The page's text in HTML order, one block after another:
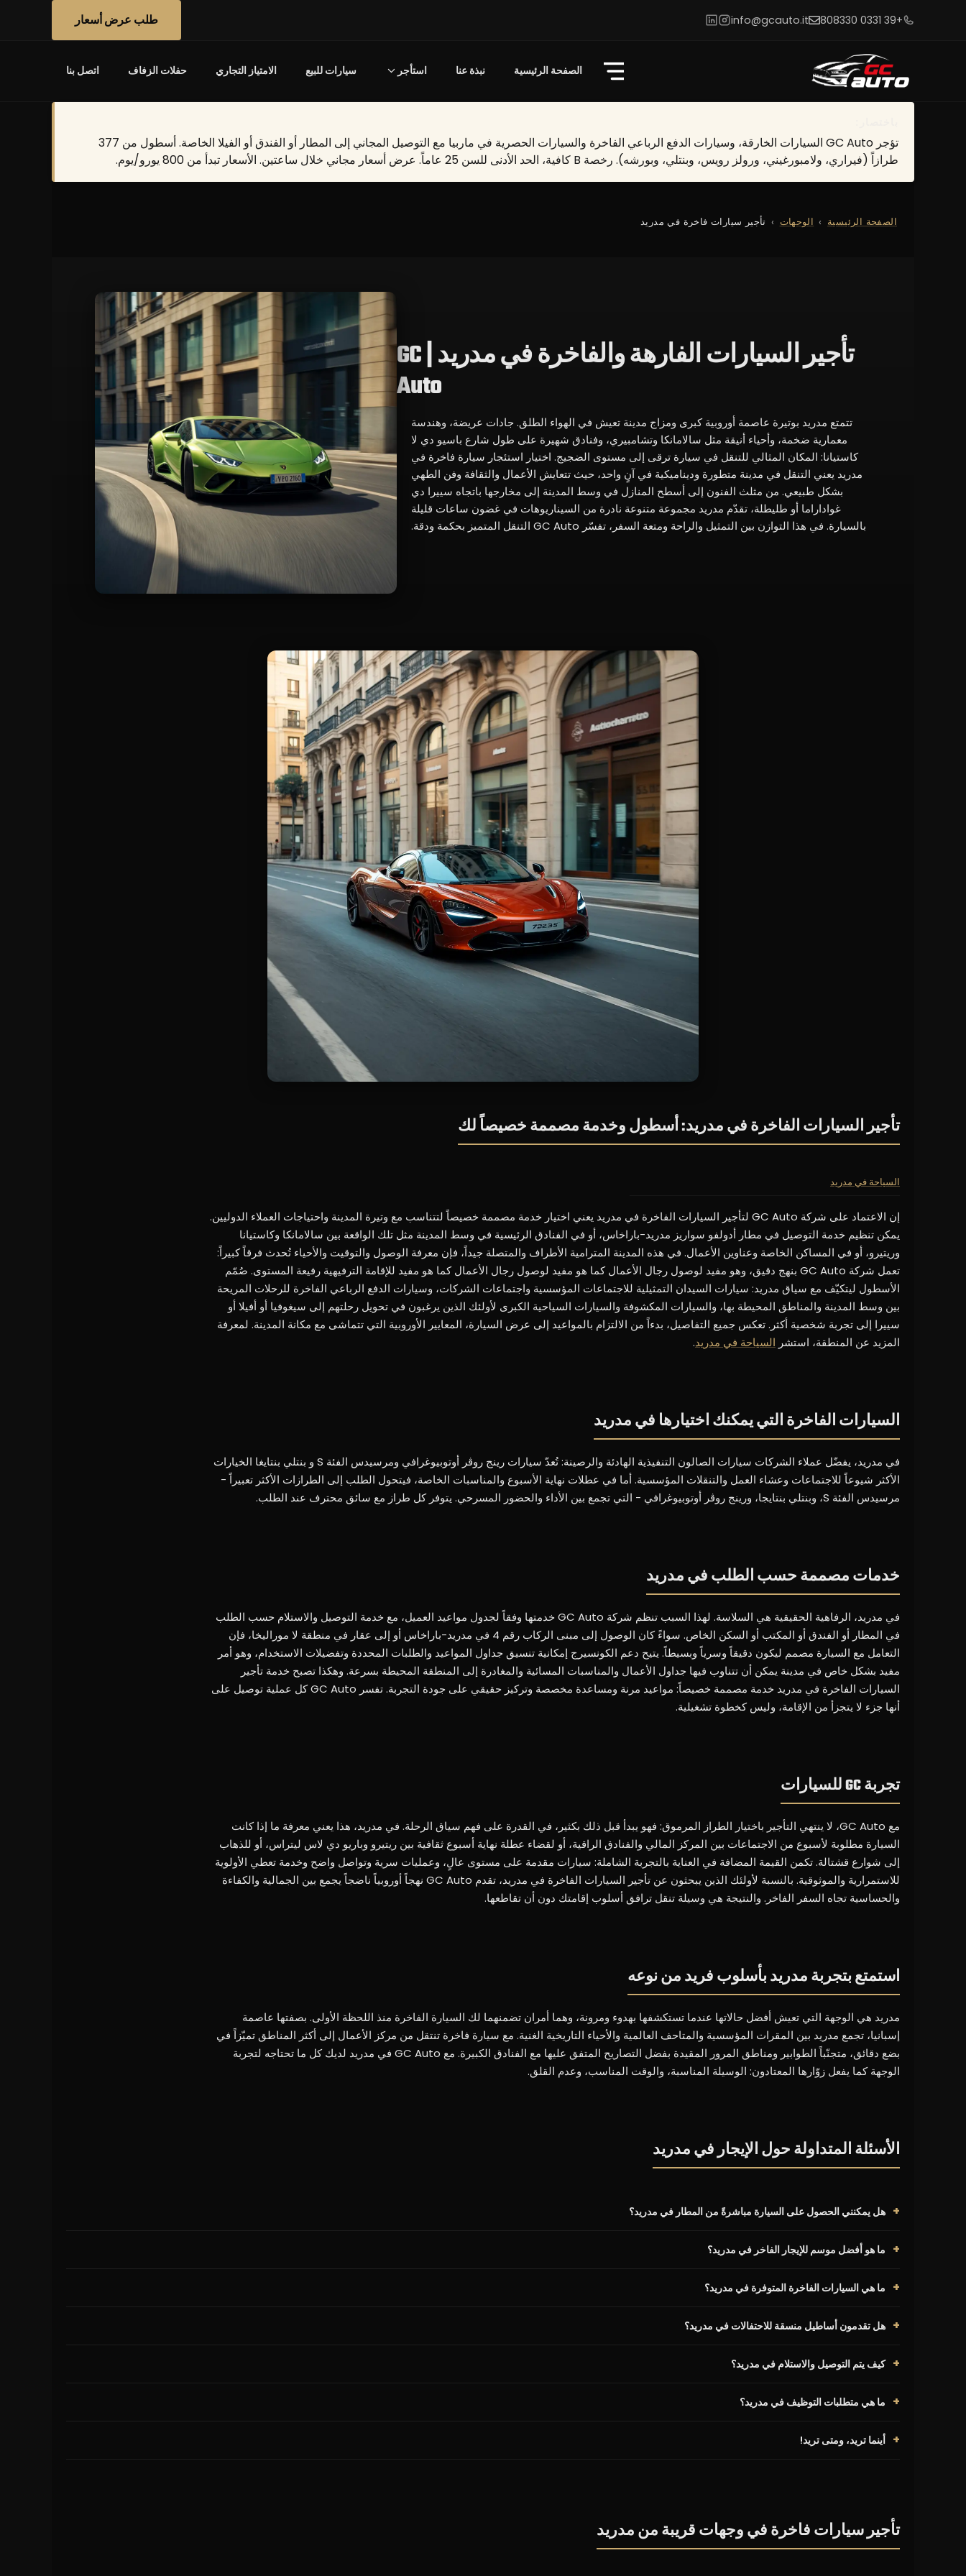
+39 0331 808330
info@gcauto.it طلب عرض أسعار
الصفحة الرئيسية نبذة عنا استأجر سيارات للبيع الامتياز التجاري حفلات الزفاف اتصل بنا
تؤجر GC Auto السيارات الخارقة، وسيارات الدفع الرباعي الفاخرة والسيارات الحصرية في ماربيا مع التوصيل المجاني إلى المطار أو الفندق أو الفيلا الخاصة. أسطول من 377
طرازاً (فيراري، ولامبورغيني، ورولز رويس، وبنتلي، وبورشه). رخصة B كافية، الحد الأدنى للسن 25 عاماً. عرض أسعار مجاني خلال ساعتين. الأسعار تبدأ من 800 يورو/يوم.
الصفحة الرئيسية الوجهات تأجير سيارات فاخرة في مدريد
تأجير السيارات الفارهة والفاخرة في مدريد | GC
Auto
تتمتع مدريد بوتيرة عاصمة أوروبية كبرى ومزاج مدينة تعيش في الهواء الطلق. جادات عريضة، وهندسة
معمارية ضخمة، وأحياء أنيقة مثل سالامانكا وتشامبيري، وفنادق شهيرة على طول شارع باسيو دي لا
كاستيانا: المكان المثالي للتنقل في سيارة ترقى إلى مستوى الضجيج. اختيار استئجار سيارة فاخرة في
مدريد يعني التنقل في مدينة متطورة وديناميكية في آنٍ واحد، حيث تتعايش الأعمال والثقافة وفن الطهي
بشكل طبيعي. من مثلث الفنون إلى أسطح المنازل في وسط المدينة إلى مخارجها باتجاه سييرا دي
غواداراما أو طليطلة، تقدّم مدريد مجموعة متنوعة نادرة من السيناريوهات في غضون ساعات قليلة
بالسيارة. في هذا التوازن بين التمثيل والراحة ومتعة السفر، تفسّر GC Auto التنقل المتميز بحكمة ودقة.
تأجير السيارات الفاخرة في مدريد: أسطول وخدمة مصممة خصيصاً لك
السياحة في مدريد
إن الاعتماد على شركة GC Auto لتأجير السيارات الفاخرة في مدريد يعني اختيار خدمة مصممة خصيصاً لتتناسب مع وتيرة المدينة واحتياجات العملاء الدوليين.
يمكن تنظيم خدمة التوصيل في مطار أدولفو سواريز مدريد-باراخاس، أو في الفنادق الرئيسية في وسط المدينة مثل تلك الواقعة بين سالامانكا وكاستيانا
وريتيرو، أو في المساكن الخاصة وعناوين الأعمال. في هذه المدينة المترامية الأطراف والمتصلة جيداً، فإن معرفة الوصول والتوقيت والأحياء تُحدث فرقاً كبيراً:
تعمل شركة GC Auto بنهج دقيق، وهو مفيد لوصول رجال الأعمال كما هو مفيد لوصول رجال الأعمال كما هو مفيد للإقامة الترفيهية رفيعة المستوى. صُمّم
الأسطول ليتكيّف مع سياق مدريد: سيارات السيدان التمثيلية للاجتماعات المؤسسية واجتماعات الشركات، وسيارات الدفع الرباعي الفاخرة للرحلات المريحة
بين وسط المدينة والمناطق المحيطة بها، والسيارات المكشوفة والسيارات السياحية الكبرى لأولئك الذين يرغبون في تحويل رحلتهم إلى سيغوفيا أو أفيلا أو
سييرا إلى تجربة شخصية أكثر. تعكس جميع التفاصيل، بدءاً من الالتزام بالمواعيد إلى عرض السيارة، المعايير الأوروبية التي تتماشى مع مكانة المدينة. لمعرفة
المزيد عن المنطقة، استشر السياحة في مدريد.
السيارات الفاخرة التي يمكنك اختيارها في مدريد
في مدريد، يفضّل عملاء الشركات سيارات الصالون التنفيذية الهادئة والرصينة: تُعدّ سيارات رينج روڤر أوتوبيوغرافي ومرسيدس الفئة S و بنتلي بنتايغا الخيارات
الأكثر شيوعاً للاجتماعات وعشاء العمل والتنقلات المؤسسية. أما في عطلات نهاية الأسبوع والمناسبات الخاصة، فيتحول الطلب إلى الطرازات الأكثر تعبيراً -
مرسيدس الفئة S، وبنتلي بنتايجا، ورينج روڤر أوتوبيوغرافي - التي تجمع بين الأداء والحضور المسرحي. يتوفر كل طراز مع سائق محترف عند الطلب.
خدمات مصممة حسب الطلب في مدريد
في مدريد، الرفاهية الحقيقية هي السلاسة. لهذا السبب تنظم شركة GC Auto خدمتها وفقاً لجدول مواعيد العميل، مع خدمة التوصيل والاستلام حسب الطلب
في المطار أو الفندق أو المكتب أو السكن الخاص. سواءً كان الوصول إلى مبنى الركاب رقم 4 في مدريد-باراخاس أو إلى عقار في منطقة لا موراليخا، فإن
التعامل مع السيارة مصمم ليكون دقيقاً وسرياً وبسيطاً. يتيح دعم الكونسيرج إمكانية تنسيق جداول المواعيد والطلبات المحددة وتفضيلات الاستخدام، وهو أمر
مفيد بشكل خاص في مدينة يمكن أن تتناوب فيها جداول الأعمال والمناسبات المسائية والمغادرة إلى المنطقة المحيطة بسرعة. وهكذا تصبح خدمة تأجير
السيارات الفاخرة في مدريد خدمة مصممة خصيصاً: مواعيد مرنة ومساعدة مخصصة وتركيز حقيقي على جودة التجربة. تفسر GC Auto كل عملية توصيل على
أنها جزء لا يتجزأ من الإقامة، وليس كخطوة تشغيلية.
تجربة GC للسيارات
مع GC Auto، لا ينتهي التأجير باختيار الطراز المرموق: فهو يبدأ قبل ذلك بكثير، في القدرة على فهم سياق الرحلة. في مدريد، هذا يعني معرفة ما إذا كانت
السيارة مطلوبة لأسبوع من الاجتماعات بين المركز المالي والفنادق الراقية، أو لقضاء عطلة نهاية أسبوع ثقافية بين ريتيرو وباريو دي لاس ليتراس، أو للذهاب
إلى شوارع قشتالة. تكمن القيمة المضافة في العناية بالتجربة الشاملة: سيارات مقدمة على مستوى عالٍ، وعمليات سرية وتواصل واضح وخدمة تعطي الأولوية
للاستمرارية والموثوقية. بالنسبة لأولئك الذين يبحثون عن تأجير السيارات الفاخرة في مدريد، تقدم GC Auto نهجاً أوروبياً ناضجاً يجمع بين الجمالية والكفاءة
والحساسية تجاه السفر الفاخر. والنتيجة هي وسيلة تنقل ترافق أسلوب إقامتك دون أن تقاطعها.
استمتع بتجربة مدريد بأسلوب فريد من نوعه
مدريد هي الوجهة التي تعيش أفضل حالاتها عندما تستكشفها بهدوء ومرونة، وهما أمران تضمنهما لك السيارة الفاخرة منذ اللحظة الأولى. بصفتها عاصمة
إسبانيا، تجمع مدريد بين المقرات المؤسسية والمتاحف العالمية والأحياء التاريخية الغنية. مع سيارة فاخرة تنتقل من مركز الأعمال إلى أكثر المناطق تميّزاً في
بضع دقائق، متجنّباً الطوابير ومناطق المرور المقيدة بفضل التصاريح المتفق عليها مع الفنادق الكبيرة. مع GC Auto في مدريد لديك كل ما تحتاجه لتجربة
الوجهة كما يفعل زوّارها المعتادون: الوسيلة المناسبة، والوقت المناسب، وعدم القلق.
الأسئلة المتداولة حول الإيجار في مدريد
هل يمكنني الحصول على السيارة مباشرةً من المطار في مدريد؟
ما هو أفضل موسم للإيجار الفاخر في مدريد؟
ما هي السيارات الفاخرة المتوفرة في مدريد؟
هل تقدمون أساطيل منسقة للاحتفالات في مدريد؟
كيف يتم التوصيل والاستلام في مدريد؟
ما هي متطلبات التوظيف في مدريد؟
أينما تريد، ومتى تريد!
تأجير سيارات فاخرة في وجهات قريبة من مدريد